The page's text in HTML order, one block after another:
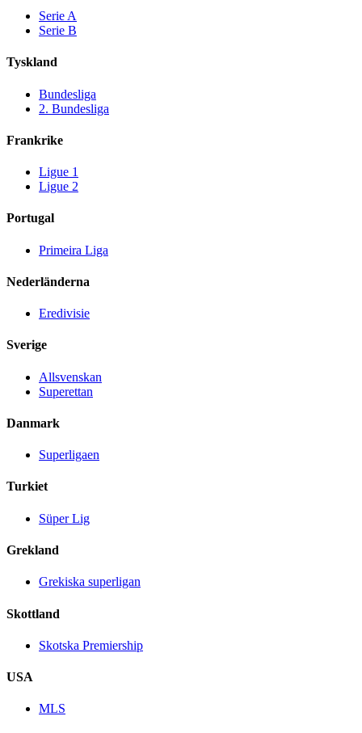
Serie A
Serie B
Tyskland
Bundesliga
2. Bundesliga
Frankrike
Ligue 1
Ligue 2
Portugal
Primeira Liga
Nederländerna
Eredivisie
Sverige
Allsvenskan
Superettan
Danmark
Superligaen
Turkiet
Süper Lig
Grekland
Grekiska superligan
Skottland
Skotska Premiership
USA
MLS